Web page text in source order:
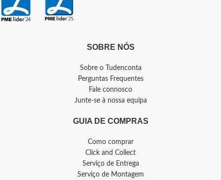
SOBRE NÓS
Sobre o Tudenconta
Perguntas Frequentes
Fale connosco
Junte-se à nossa equipa
GUIA DE COMPRAS
Como comprar
Click and Collect
Serviço de Entrega
Serviço de Montagem